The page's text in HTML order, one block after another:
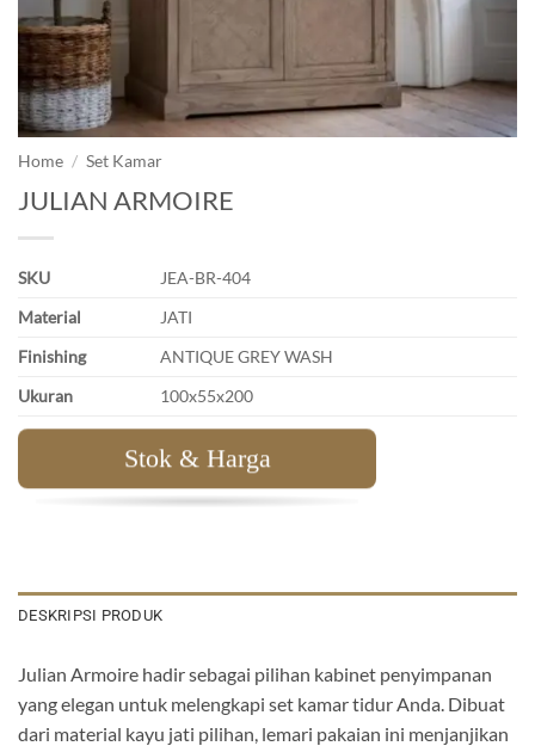
Home / Set Kamar
JULIAN ARMOIRE
SKU
JEA-BR-404
Material
JATI
Finishing
ANTIQUE GREY WASH
Ukuran
100x55x200
Stok & Harga
DESKRIPSI PRODUK
Julian Armoire hadir sebagai pilihan kabinet penyimpanan
yang elegan untuk melengkapi set kamar tidur Anda. Dibuat
dari material kayu jati pilihan, lemari pakaian ini menjanjikan